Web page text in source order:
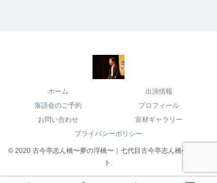
ホーム
出演情報
落語会のご予約
プロフィール
お問い合わせ
宣材ギャラリー
プライバシーポリシー
© 2020 古今亭志ん橋〜夢の浮橋〜｜七代目古今亭志ん橋公式サイ
ト.